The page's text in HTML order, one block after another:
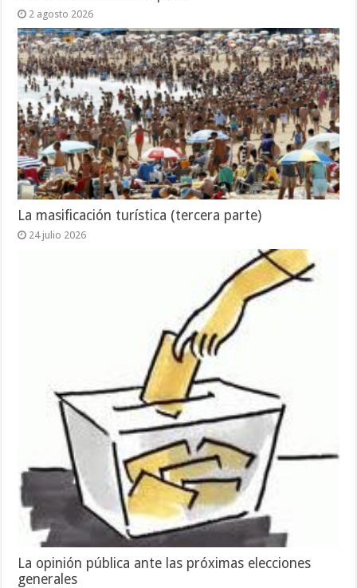
2 agosto 2026
La masificación turística (tercera parte)
24 julio 2026
La opinión pública ante las próximas elecciones
generales